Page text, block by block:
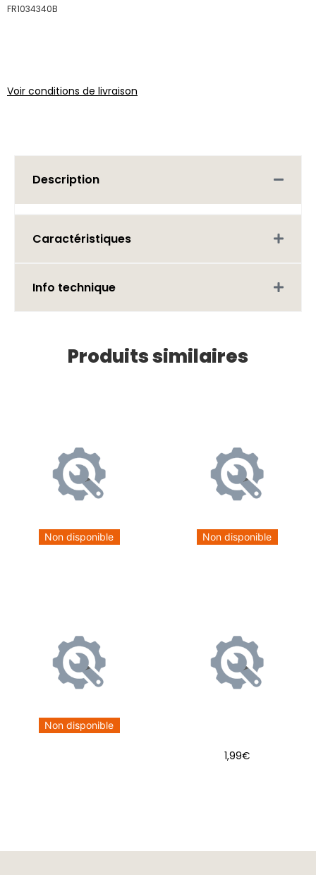
FR1034340B
Voir conditions de livraison
Description
Caractéristiques
Info technique
Produits similaires
Non disponible Non disponible
Non disponible
1,99€